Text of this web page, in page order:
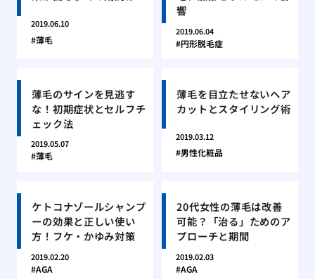
2019.06.10
薄毛
響
2019.06.04
円形脱毛症
薄毛のサインを見逃す
な！初期症状とセルフチ
ェック法
2019.05.07
薄毛
薄毛を目立たせないヘア
カットとスタイリング術
2019.03.12
男性化粧品
ケトコナゾールシャンプ
ーの効果と正しい使い
方！フケ・かゆみ対策
2019.02.20
AGA
20代女性の薄毛は改善
可能？「治る」ためのア
プローチと期間
2019.02.03
AGA